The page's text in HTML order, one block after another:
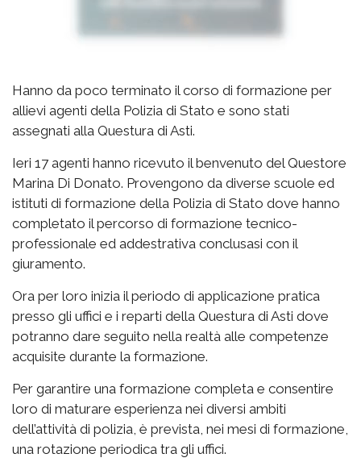
Hanno da poco terminato il corso di formazione per
allievi agenti della Polizia di Stato e sono stati
assegnati alla Questura di Asti.
Ieri 17 agenti hanno ricevuto il benvenuto del Questore
Marina Di Donato. Provengono da diverse scuole ed
istituti di formazione della Polizia di Stato dove hanno
completato il percorso di formazione tecnico-
professionale ed addestrativa conclusasi con il
giuramento.
Ora per loro inizia il periodo di applicazione pratica
presso gli uffici e i reparti della Questura di Asti dove
potranno dare seguito nella realtà alle competenze
acquisite durante la formazione.
Per garantire una formazione completa e consentire
loro di maturare esperienza nei diversi ambiti
dell’attività di polizia, è prevista, nei mesi di formazione,
una rotazione periodica tra gli uffici.